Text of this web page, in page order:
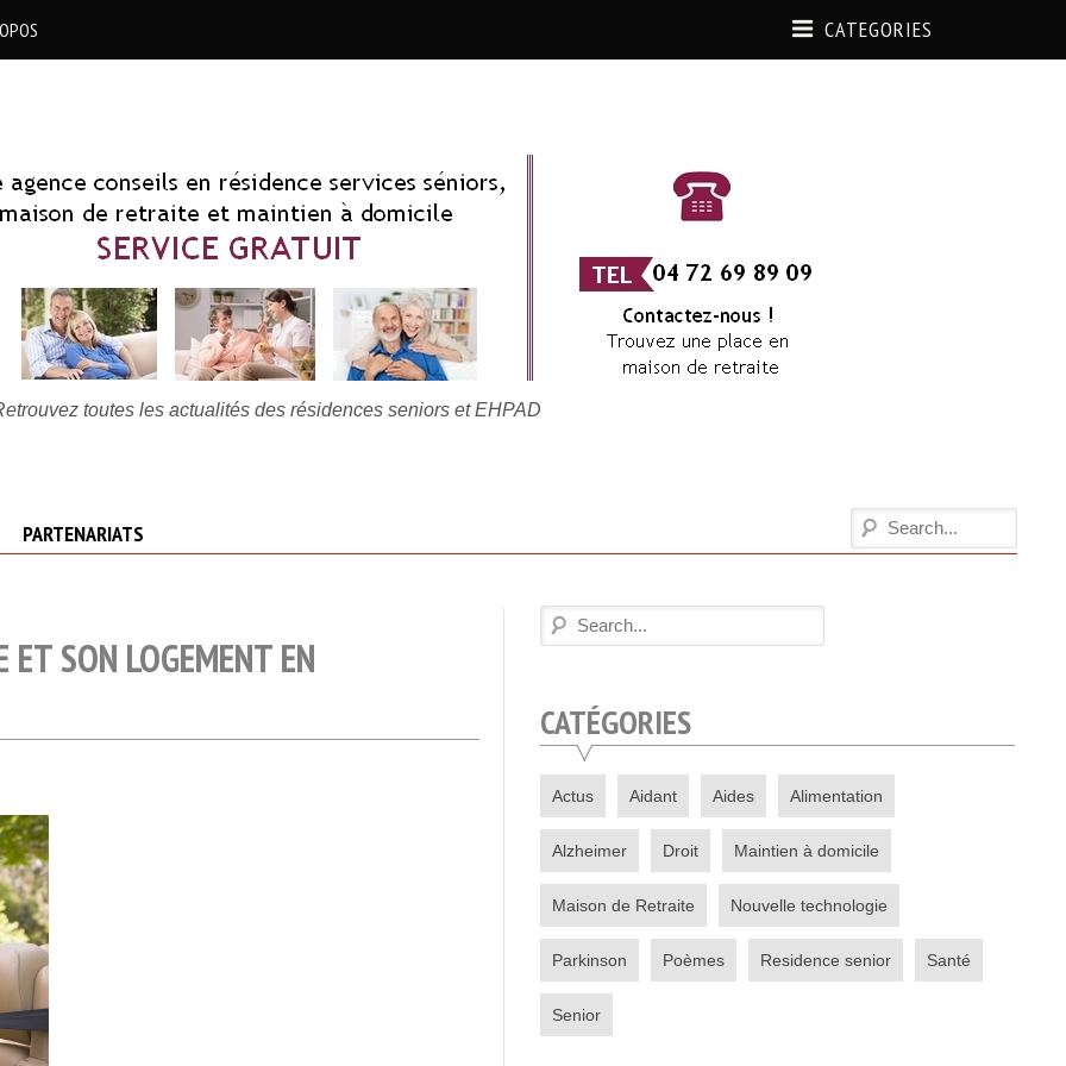
CATEGORIES
toutes les actualités des résidences seniors et EHPAD
PARTENARIATS
SON LOGEMENT EN
CATÉGORIES
Actus Aidant Aides Alimentation
Alzheimer Droit Maintien à domicile
Maison de Retraite Nouvelle technologie
Parkinson Poèmes Residence senior Santé
Senior